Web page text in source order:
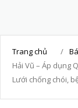
Trang chủ /
Hải Vũ – Áp dụng
Lưới chống chói,